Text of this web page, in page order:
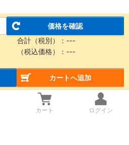
価格を確認
合計（税別）： ---
（税込価格）： ---
カートへ追加
カート ログイン